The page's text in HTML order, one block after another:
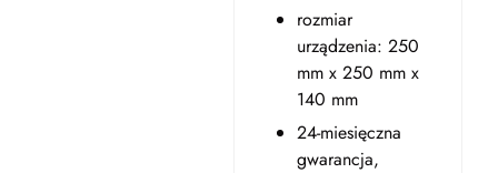
rozmiar
urządzenia: 250
mm x 250 mm x
140 mm
24-miesięczna
gwarancja,